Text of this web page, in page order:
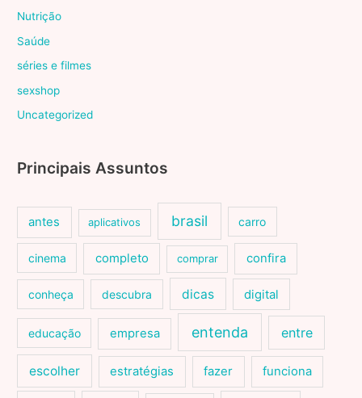
Nutrição
Saúde
séries e filmes
sexshop
Uncategorized
Principais Assuntos
antes aplicativos brasil carro
cinema completo comprar confira
conheça descubra dicas digital
educação empresa entenda entre
escolher estratégias fazer funciona